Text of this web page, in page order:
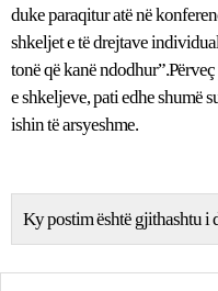
duke paraqitur atë në
shkeljet e të drejtave
tonë që kanë
e shkeljeve, pati edhe shumë
ishin të arsyeshme.
Ky postim është gjithashtu i